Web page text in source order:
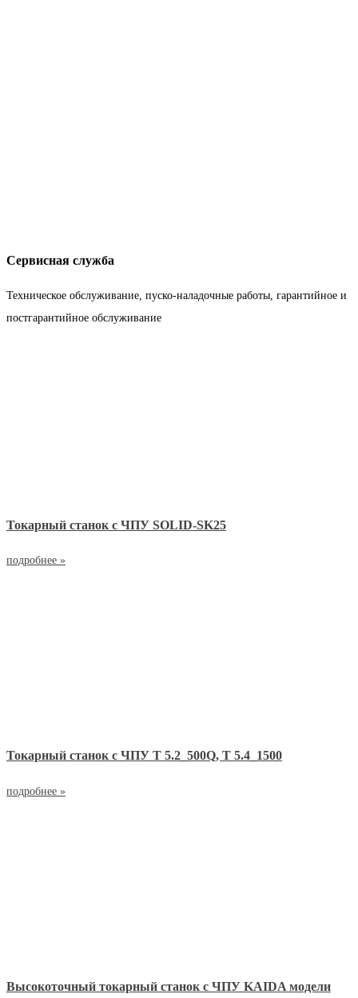
Сервисная служба
Техническое обслуживание, пуско-наладочные работы, гарантийное и
постгарантийное обслуживание
Токарный станок с ЧПУ SOLID-SK25
подробнее »
Токарный станок с ЧПУ T 5.2_500Q, T 5.4_1500
подробнее »
Высокоточный токарный станок с ЧПУ KAIDA модели